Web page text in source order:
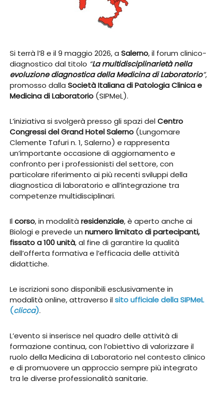
Si terrà l’8 e il 9 maggio 2026, a Salerno, il forum clinico-
diagnostico dal titolo “La multidisciplinarietà nella
evoluzione diagnostica della Medicina di Laboratorio”,
promosso dalla Società Italiana di Patologia Clinica e
Medicina di Laboratorio (SIPMeL).
L’iniziativa si svolgerà presso gli spazi delCentro
Congressi del Grand Hotel Salerno (Lungomare
Clemente Tafuri n. 1, Salerno) e rappresenta
un’importante occasione di aggiornamento e
confronto per i professionisti del settore, con
particolare riferimento ai più recenti sviluppi della
diagnostica di laboratorio e all’integrazione tra
competenze multidisciplinari.
Ilcorso, in modalità residenziale, è aperto anche ai
Biologi e prevede un numero limitato di partecipanti,
fissato a 100 unità, al fine di garantire la qualità
dell’offerta formativa e l’efficacia delle attività
didattiche.
Le iscrizioni sono disponibili esclusivamente in
modalità online, attraverso ilsito ufficiale della SIPMeL
(clicca).
L’evento si inserisce nel quadro delle attività di
formazione continua, con l’obiettivo di valorizzare il
ruolo della Medicina di Laboratorio nel contesto clinico
e di promuovere un approccio sempre più integrato
tra le diverse professionalità sanitarie.